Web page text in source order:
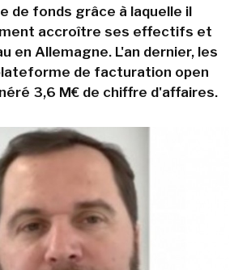
de fonds grâce à laquelle il
accroître ses effectifs et
en Allemagne. L'an dernier, les
de facturation open
3,6 M€ de chiffre d'affaires.